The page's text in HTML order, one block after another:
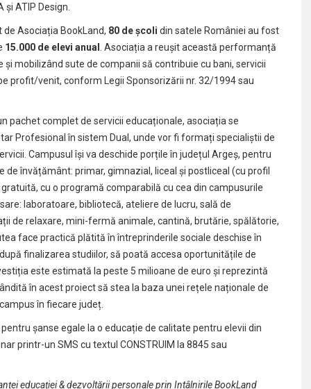
ATIP Design.
de Asociația BookLand, 80 deșcoli din satele României au fost
15.000 de elevi anual
. Asociația a reușit această performanță
mobilizând sute de companii să contribuie cu bani, servicii
profit/venit, conform Legii Sponsorizării nr. 32/1994 sau
pachet complet de servicii educaționale, asociația se
Profesional în sistem Dual, unde vor fi formați specialiștii de
Campusul își va deschide porțile în județul Argeș, pentru
învățământ: primar, gimnazial, liceal și postliceal (cu profil
cu o programă comparabilă cu cea din campusurile
laboratoare, bibliotecă, ateliere de lucru, sală de
de relaxare, mini-fermă animale, cantină, brutărie, spălătorie,
face practică plătită în întreprinderile sociale deschise în
finalizarea studiilor, să poată accesa oportunitățile de
este estimată la peste 5 milioane de euro și reprezintă
în acest proiect să stea la baza unei rețele naționale de
în fiecare județ.
șanse egale la o educație de calitate pentru elevii din
printr-un SMS cu textul CONSTRUIM la 8845 sau
educației & dezvoltării personale prin Intâlnirile BookLand